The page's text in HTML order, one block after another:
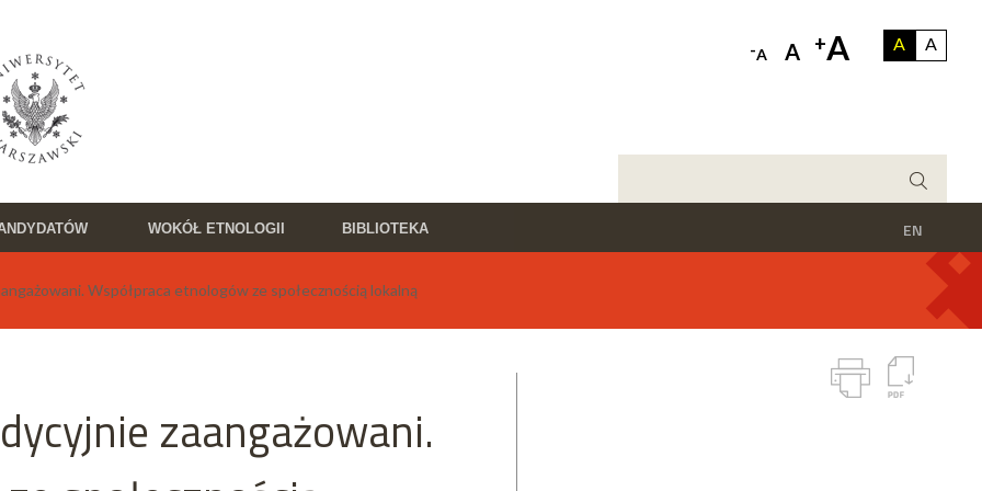
A A
-A A +A
WOKÓŁ ETNOLOGII BIBLIOTEKA EN
Współpraca etnologów ze społecznością lokalną
zaangażowani.